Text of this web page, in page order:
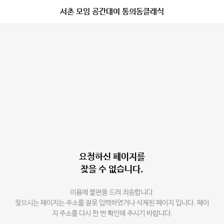
서촌 모임 공간대여 통의동클래식
요청하신 페이지를
찾을 수 없습니다.
이용에 불편을 드려 죄송합니다.
찾으시는 페이지는 주소를 잘못 입력하였거나 삭제된 페이지 입니다. 페이
지 주소를 다시 한 번 확인해 주시기 바랍니다.